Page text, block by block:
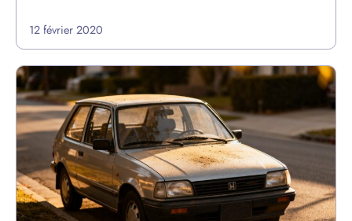
12 février 2020